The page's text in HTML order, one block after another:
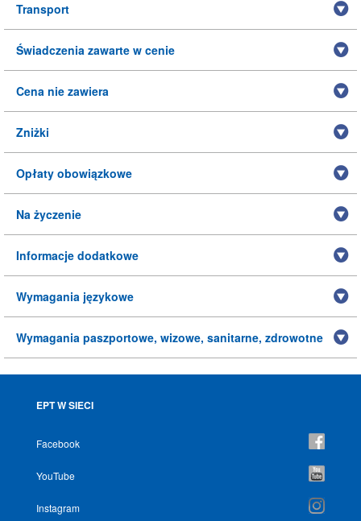
Transport
Świadczenia zawarte w cenie
Cena nie zawiera
Zniżki
Opłaty obowiązkowe
Na życzenie
Informacje dodatkowe
Wymagania językowe
Wymagania paszportowe, wizowe, sanitarne, zdrowotne
EPT W SIECI
Facebook
YouTube
Instagram